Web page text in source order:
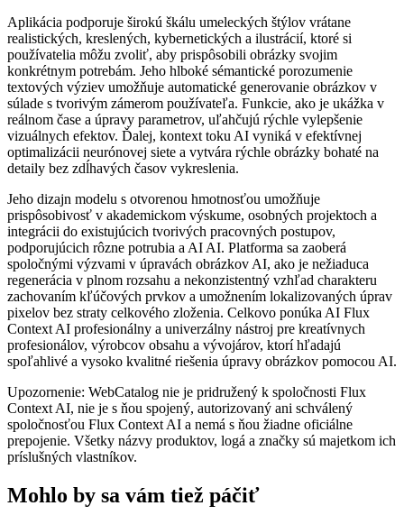
Aplikácia podporuje širokú škálu umeleckých štýlov vrátane
realistických, kreslených, kybernetických a ilustrácií, ktoré si
používatelia môžu zvoliť, aby prispôsobili obrázky svojim
konkrétnym potrebám. Jeho hlboké sémantické porozumenie
textových výziev umožňuje automatické generovanie obrázkov v
súlade s tvorivým zámerom používateľa. Funkcie, ako je ukážka v
reálnom čase a úpravy parametrov, uľahčujú rýchle vylepšenie
vizuálnych efektov. Ďalej, kontext toku AI vyniká v efektívnej
optimalizácii neurónovej siete a vytvára rýchle obrázky bohaté na
detaily bez zdĺhavých časov vykreslenia.
Jeho dizajn modelu s otvorenou hmotnosťou umožňuje
prispôsobivosť v akademickom výskume, osobných projektoch a
integrácii do existujúcich tvorivých pracovných postupov,
podporujúcich rôzne potrubia a AI AI. Platforma sa zaoberá
spoločnými výzvami v úpravách obrázkov AI, ako je nežiaduca
regenerácia v plnom rozsahu a nekonzistentný vzhľad charakteru
zachovaním kľúčových prvkov a umožnením lokalizovaných úprav
pixelov bez straty celkového zloženia. Celkovo ponúka AI Flux
Context AI profesionálny a univerzálny nástroj pre kreatívnych
profesionálov, výrobcov obsahu a vývojárov, ktorí hľadajú
spoľahlivé a vysoko kvalitné riešenia úpravy obrázkov pomocou AI.
Upozornenie: WebCatalog nie je pridružený k spoločnosti Flux
Context AI, nie je s ňou spojený, autorizovaný ani schválený
spoločnosťou Flux Context AI a nemá s ňou žiadne oficiálne
prepojenie. Všetky názvy produktov, logá a značky sú majetkom ich
príslušných vlastníkov.
Mohlo by sa vám tiež páčiť